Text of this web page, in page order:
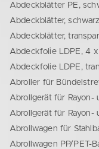
Abdeckblätter PE,
Abdeckfolie LDPE, 4
Abroller für
Abrollgerät für Rayon-